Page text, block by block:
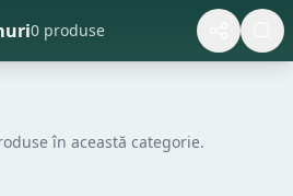
0 produse
în această categorie.